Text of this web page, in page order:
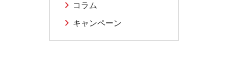
コラム
キャンペーン